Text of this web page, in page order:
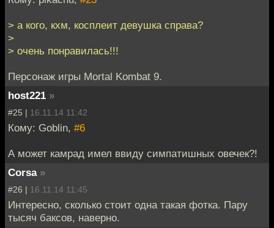
> а кого, кхм, косплеит девушка справа?
>
> очень понравилась!!!
Персонаж игры Mortal Kombat 9.
host221 »
#25 | 16.11.14 11:42
Кому: Goblin, #6
А может камрад имел ввиду симпатишных овечек?!
Corsa »
#26 | 16.11.14 11:45
Интересно, сколько стоит одна такая фотка. Пару
тысяч баксов, наверно.